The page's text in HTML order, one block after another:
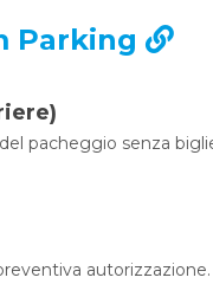
Parking
pacheggio senza
autorizzazione.